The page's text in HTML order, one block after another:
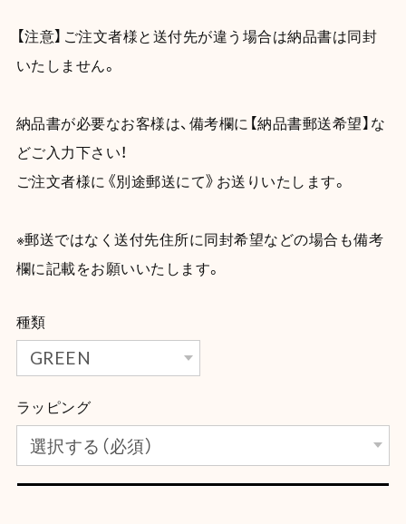
【注意】ご注文者様と送付先が違う場合は納品書は同封
いたしません。
納品書が必要なお客様は、備考欄に【納品書郵送希望】な
どご入力下さい！
ご注文者様に《別途郵送にて》お送りいたします。
※郵送ではなく送付先住所に同封希望などの場合も備考
欄に記載をお願いいたします。
種類
ラッピング